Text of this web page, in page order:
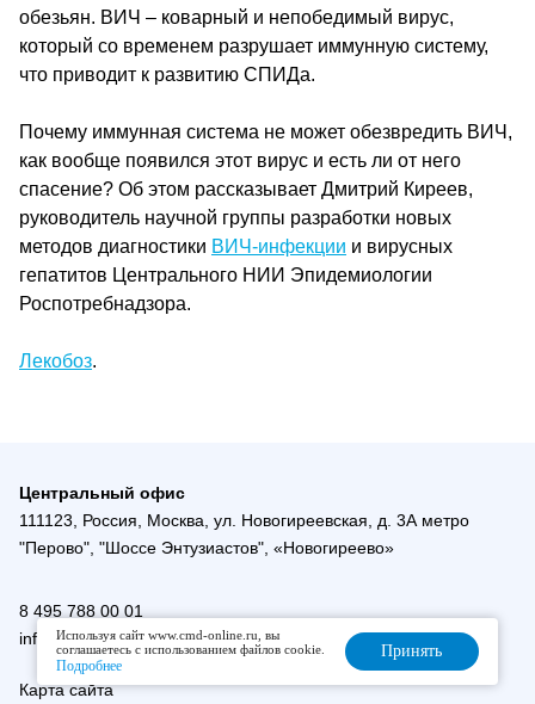
обезьян. ВИЧ – коварный и непобедимый вирус,
который со временем разрушает иммунную систему,
что приводит к развитию СПИДа.
Почему иммунная система не может обезвредить ВИЧ,
как вообще появился этот вирус и есть ли от него
спасение? Об этом рассказывает Дмитрий Киреев,
руководитель научной группы разработки новых
методов диагностики ВИЧ-инфекции и вирусных
гепатитов Центрального НИИ Эпидемиологии
Роспотребнадзора.
Лекобоз.
Центральный офис
111123, Россия, Москва, ул. Новогиреевская, д. 3А метро
"Перово", "Шоссе Энтузиастов", «Новогиреево»
8 495 788 00 01
info@cmd-online.ru
Карта сайта
Используя сайт www.cmd-online.ru, вы
соглашаетесь с использованием файлов cookie.
Подробнее
Принять